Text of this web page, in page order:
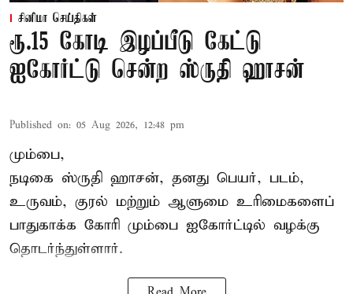
சினிமா செய்திகள்
ரூ.15 கோடி இழப்பீடு கேட்டு
ஐகோர்ட்டு சென்ற ஸ்ருதி ஹாசன்
Published on: 05 Aug 2026, 12:48 pm
மும்பை,
நடிகை ஸ்ருதி ஹாசன், தனது பெயர், படம்,
உருவம், குரல் மற்றும் ஆளுமை உரிமைகளைப்
பாதுகாக்க கோரி மும்பை ஐகோர்ட்டில் வழக்கு
தொடர்ந்துள்ளார்.